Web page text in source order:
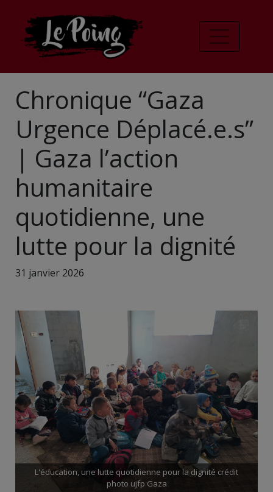
Chronique “Gaza
Urgence Déplacé.e.s”
| Gaza l’action
humanitaire
quotidienne, une
lutte pour la dignité
31 janvier 2026
L'éducation, une lutte quotidienne pour la dignité crédit
photo ujfp Gaza